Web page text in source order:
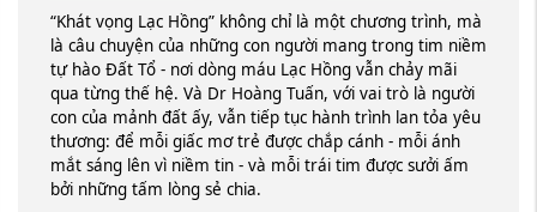
“Khát vọng Lạc Hồng” không chỉ là một chương trình, mà
là câu chuyện của những con người mang trong tim niềm
tự hào Đất Tổ - nơi dòng máu Lạc Hồng vẫn chảy mãi
qua từng thế hệ. Và Dr Hoàng Tuấn, với vai trò là người
con của mảnh đất ấy, vẫn tiếp tục hành trình lan tỏa yêu
thương: để mỗi giấc mơ trẻ được chắp cánh - mỗi ánh
mắt sáng lên vì niềm tin - và mỗi trái tim được sưởi ấm
bởi những tấm lòng sẻ chia.